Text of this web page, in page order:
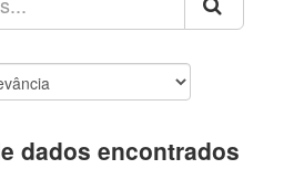
dados encontrados